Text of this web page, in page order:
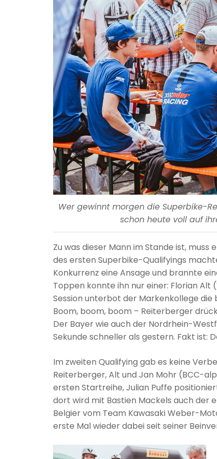
Wer gewinnt morgen die Superbike-
schon heute voll auf
Zu was dieser Mann im Stande ist,
des ersten Superbike-Qualifyings
Konkurrenz eine Ansage und brannte
Toppen konnte ihn nur einer: Florian Alt
Session unterbot der Markenkollege die
Boom, boom, boom – Reiterberger
Der Bayer wie auch der Nordrhein-
Sekunde schneller als gestern. Fakt ist:
Im zweiten Qualifying gab es keine
Reiterberger, Alt und Jan Mohr (BCC-
ersten Startreihe, Julian Puffe
dort wird mit Bastien Mackels auch der
Belgier vom Team Kawasaki Weber-
erste Mal wieder dabei seit seiner